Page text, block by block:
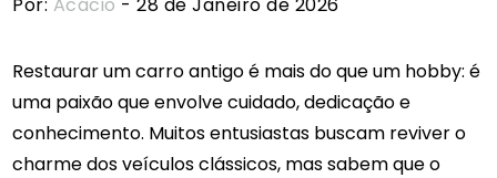
Restaurar um carro antigo é mais do que um hobby: é
uma paixão que envolve cuidado, dedicação e
conhecimento. Muitos entusiastas buscam reviver o
charme dos veículos clássicos, mas sabem que o